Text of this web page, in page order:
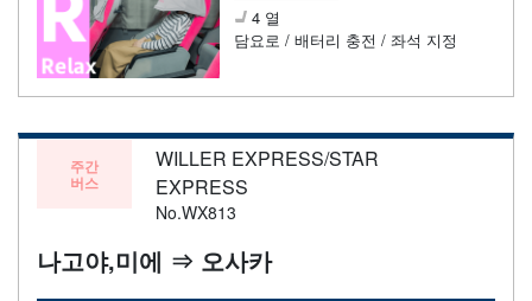
4 열
담요로 / 배터리 충전 / 좌석 지정
주간
버스
WILLER EXPRESS/STAR
EXPRESS
No.WX813
나고야,미에 ⇒ 오사카